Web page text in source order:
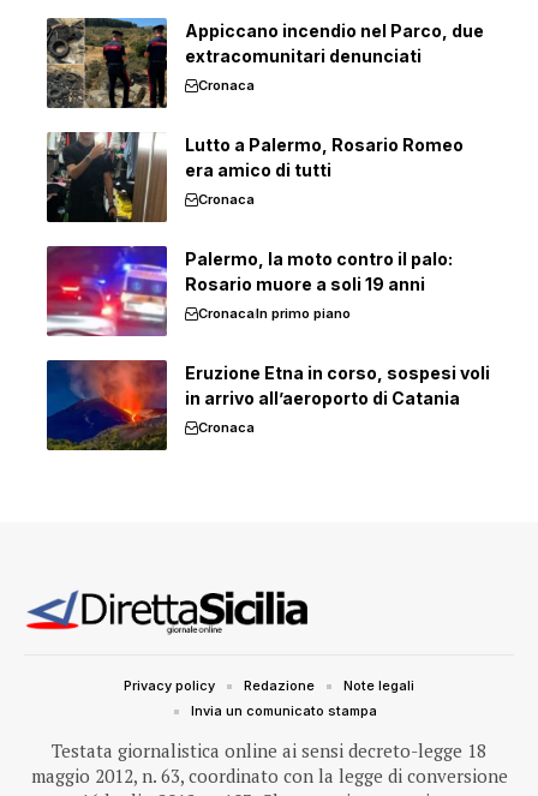
Appiccano incendio nel Parco, due
extracomunitari denunciati
Cronaca
Lutto a Palermo, Rosario Romeo
era amico di tutti
Cronaca
Palermo, la moto contro il palo:
Rosario muore a soli 19 anni
CronacaIn primo piano
Eruzione Etna in corso, sospesi voli
in arrivo all’aeroporto di Catania
Cronaca
Testata giornalistica online ai sensi decreto-legge 18
maggio 2012, n. 63, coordinato con la legge di conversione
Privacy policy Redazione
Note legali
Invia un comunicato stampa